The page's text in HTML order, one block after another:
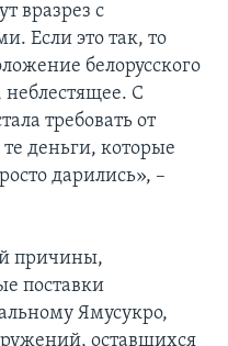
вразрез с
Если это так, то
белорусского
С
требовать от
деньги, которые
дарились», –
причины,
поставки
Ямусукро,
оставшихся